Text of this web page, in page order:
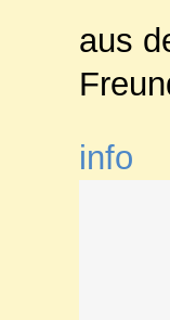
aus
info